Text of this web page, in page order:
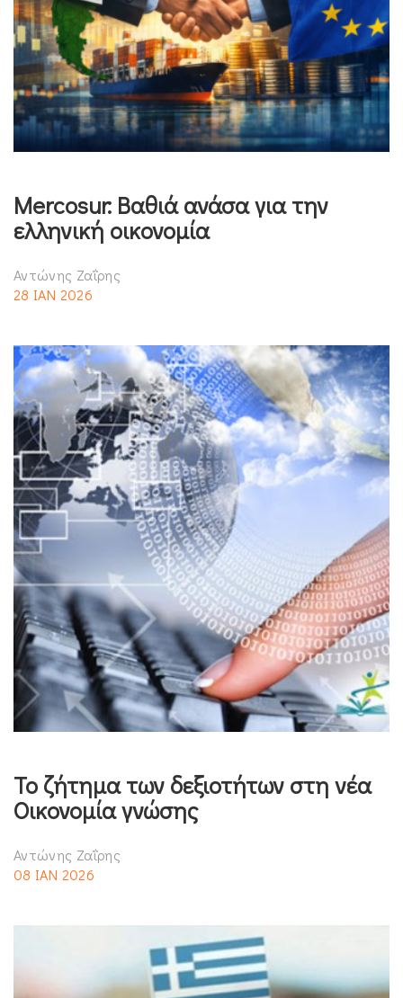
Mercosur: Βαθιά ανάσα για την
ελληνική οικονομία
Αντώνης Ζαΐρης
28 ΙΑΝ 2026
Το ζήτημα των δεξιοτήτων στη νέα
Οικονομία γνώσης
Αντώνης Ζαΐρης
08 ΙΑΝ 2026